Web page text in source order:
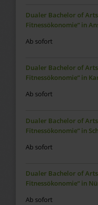
Dualer Bachelor of
Fitnessökonomie“ in
Ab sofort
Dualer Bachelor of
Fitnessökonomie“ in
Ab sofort
Dualer Bachelor of
Fitnessökonomie“ in
Ab sofort
Dualer Bachelor of
Fitnessökonomie“ in
Ab sofort